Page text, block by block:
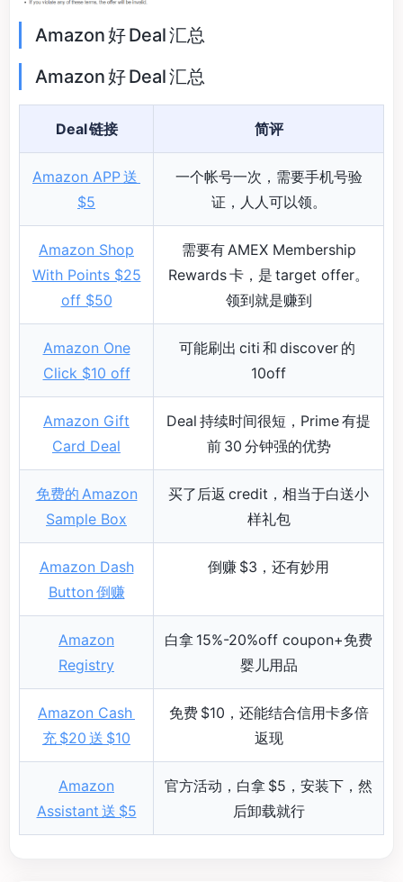
Amazon 好 Deal 汇总
Amazon 好 Deal 汇总
Deal 链接 简评
Amazon APP 送
$5
一个帐号一次，需要手机号验
证，人人可以领。
Amazon Shop
With Points $25
off $50
需要有 AMEX Membership
Rewards 卡，是 target offer。
领到就是赚到
Amazon One
Click $10 off
可能刷出 citi 和 discover 的
10off
Amazon Gift
Card Deal
Deal 持续时间很短，Prime 有提
前 30 分钟强的优势
免费的 Amazon
Sample Box
买了后返 credit，相当于白送小
样礼包
Amazon Dash
Button 倒赚
倒赚 $3，还有妙用
Amazon
Registry
白拿 15%-20%off coupon+免费
婴儿用品
Amazon Cash
充 $20 送 $10
免费 $10，还能结合信用卡多倍
返现
Amazon
Assistant 送 $5
官方活动，白拿 $5，安装下，然
后卸载就行